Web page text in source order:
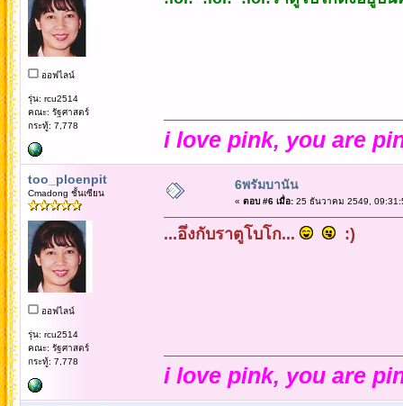
ออฟไลน์
รุ่น: rcu2514
คณะ: รัฐศาสตร์
กระทู้: 7,778
i love pink, you are
too_ploenpit
Cmadong ชั้นเซียน
ออฟไลน์
รุ่น: rcu2514
คณะ: รัฐศาสตร์
กระทู้: 7,778
6พรัมบานัน
« ตอบ #6 เมื่อ:25 ธันวาคม 2549,
...อึ่งกับราตูโบโก... :)
i love pink, you are